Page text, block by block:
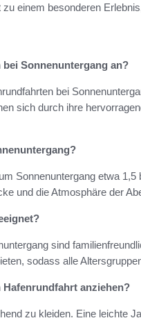
einem besonderen
Sonnenuntergang an?
bei
sich durch ihre
Sonnenuntergang etwa
und die Atmosphäre der
sind
sodass alle
anziehen?
zu kleiden. Eine leichte